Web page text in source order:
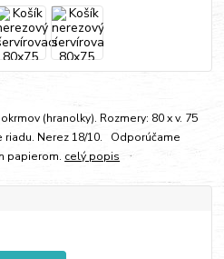
(hranolky). Rozmery: 80 x v. 75
riadu. Nerez 18/10. Odporúčame
papierom. celý popis